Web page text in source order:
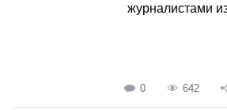
журналистами
0 642